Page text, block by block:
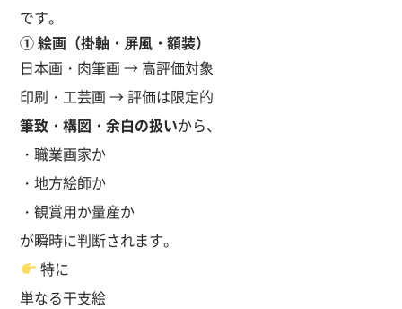
です。
① 絵画（掛軸・屏風・額装）
日本画・肉筆画 → 高評価対象
印刷・工芸画 → 評価は限定的
筆致・構図・余白の扱いから、
・職業画家か
・地方絵師か
・観賞用か量産か
が瞬時に判断されます。
特に
単なる干支絵